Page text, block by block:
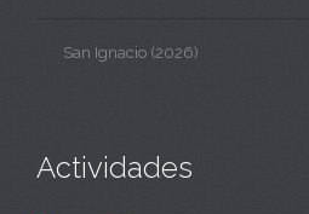
San Ignacio (2026)
Actividades